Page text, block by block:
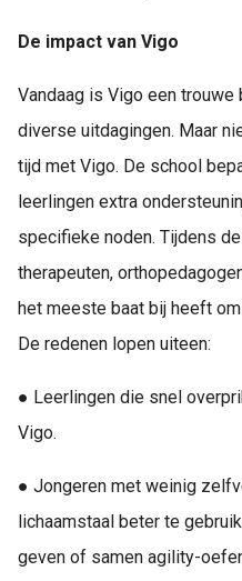
De impact van Vigo
Vandaag is Vigo een
diverse uitdagingen. Maar
tijd met Vigo. De school
leerlingen extra
specifieke noden. Tijdens
therapeuten,
het meeste baat bij heeft
De redenen lopen uiteen:
● Leerlingen die snel
Vigo.
● Jongeren met weinig
lichaamstaal beter te
geven of samen agility-